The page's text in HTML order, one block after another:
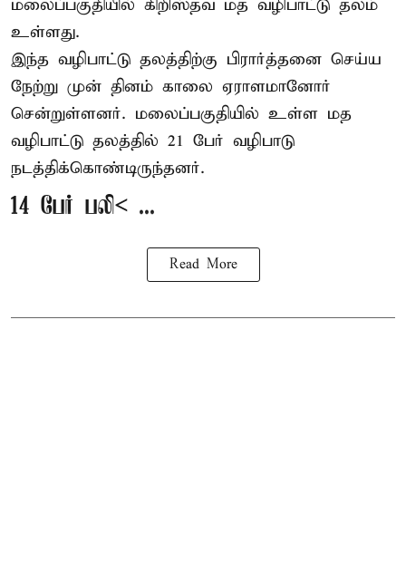
மலைப்பகுதியில் கிறிஸ்தவ மத வழிபாட்டு தலம்
உள்ளது.
இந்த வழிபாட்டு தலத்திற்கு பிரார்த்தனை செய்ய
நேற்று முன் தினம் காலை ஏராளமானோர்
சென்றுள்ளனர். மலைப்பகுதியில் உள்ள மத
வழிபாட்டு தலத்தில் 21 பேர் வழிபாடு
நடத்திக்கொண்டிருந்தனர்.
14 பேர் பலி< ...
Read More